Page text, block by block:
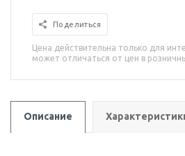
Поделиться
Цена действительна только для
может отличаться от цен в
Описание